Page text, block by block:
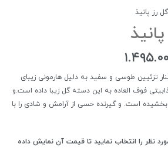
رز پانیذ
تزئیین طوسی و سفید به دلیل هارمونی زیبای
فوف العاده به این دسته گل زیبا داده است.و
است. و گیرنده حسی از آرامش و شادی را با
نظر را انتخاب نمایید تا قیمت آن نمایش داده